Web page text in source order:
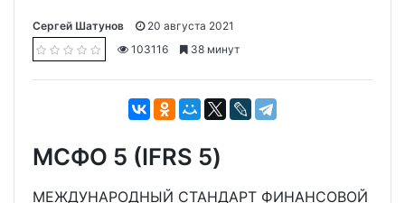
Сергей Шатунов
20 августа 2021
103116
38 минут
МСФО 5 (IFRS 5)
МЕЖДУНАРОДНЫЙ СТАНДАРТ ФИНАНСОВОЙ